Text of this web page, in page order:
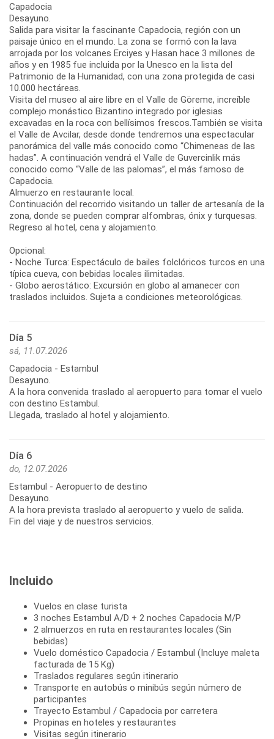
Capadocia
Desayuno.
Salida para visitar la fascinante Capadocia, región con un
paisaje único en el mundo. La zona se formó con la lava
arrojada por los volcanes Erciyes y Hasan hace 3 millones de
años y en 1985 fue incluida por la Unesco en la lista del
Patrimonio de la Humanidad, con una zona protegida de casi
10.000 hectáreas.
Visita del museo al aire libre en el Valle de Göreme, increíble
complejo monástico Bizantino integrado por iglesias
excavadas en la roca con bellísimos frescos.También se visita
el Valle de Avcilar, desde donde tendremos una espectacular
panorámica del valle más conocido como “Chimeneas de las
hadas”. A continuación vendrá el Valle de Guvercinlik más
conocido como “Valle de las palomas”, el más famoso de
Capadocia.
Almuerzo en restaurante local.
Continuación del recorrido visitando un taller de artesanía de la
zona, donde se pueden comprar alfombras, ónix y turquesas.
Regreso al hotel, cena y alojamiento.
Opcional:
- Noche Turca: Espectáculo de bailes folclóricos turcos en una
típica cueva, con bebidas locales ilimitadas.
- Globo aerostático: Excursión en globo al amanecer con
traslados incluidos. Sujeta a condiciones meteorológicas.
Día 5
sá, 11.07.2026
Capadocia - Estambul
Desayuno.
A la hora convenida traslado al aeropuerto para tomar el vuelo
con destino Estambul.
Llegada, traslado al hotel y alojamiento.
Día 6
do, 12.07.2026
Estambul - Aeropuerto de destino
Desayuno.
A la hora prevista traslado al aeropuerto y vuelo de salida.
Fin del viaje y de nuestros servicios.
Incluido
Vuelos en clase turista
3 noches Estambul A/D + 2 noches Capadocia M/P
2 almuerzos en ruta en restaurantes locales (Sin
bebidas)
Vuelo doméstico Capadocia / Estambul (Incluye maleta
facturada de 15 Kg)
Traslados regulares según itinerario
Transporte en autobús o minibús según número de
participantes
Trayecto Estambul / Capadocia por carretera
Propinas en hoteles y restaurantes
Visitas según itinerario